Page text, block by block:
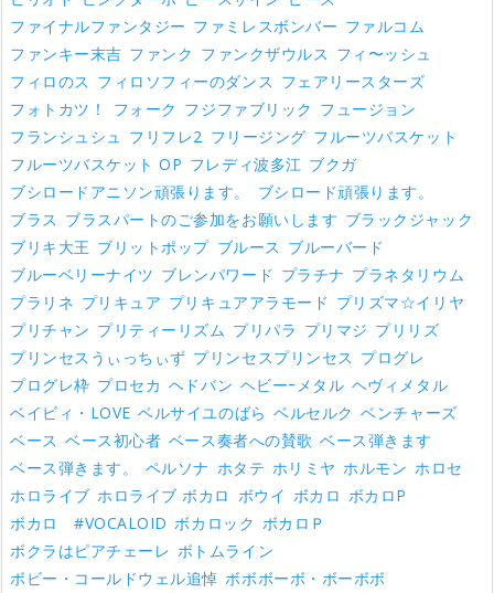
ファイナルファンタジー ファミレスボンバー ファルコム
ファンキー末吉 ファンク ファンクザウルス フィ〜ッシュ
フィロのス フィロソフィーのダンス フェアリースターズ
フォトカツ！
フォーク フジファブリック フュージョン
フランシュシュ フリフレ2 フリージング フルーツバスケット
フルーツバスケット OP フレディ波多江 ブクガ
ブシロードアニソン頑張ります。
ブシロード頑張ります。
ブラス ブラスパートのご参加をお願いします ブラックジャック
ブリキ大王 ブリットポップ ブルース ブルーバード
ブルーベリーナイツ ブレンパワード プラチナ プラネタリウム
プラリネ プリキュア プリキュアアラモード プリズマ☆イリヤ
プリチャン プリティーリズム プリパラ プリマジ プリリズ
プリンセスうぃっちぃず プリンセスプリンセス プログレ
プログレ枠 プロセカ ヘドバン ヘビーｰメタル ヘヴィメタル
ベイビィ・LOVE ベルサイユのばら ベルセルク ベンチャーズ
ベース ベース初心者 ベース奏者への賛歌 ベース弾きます
ベース弾きます。
ペルソナ ホタテ ホリミヤ ホルモン ホロセ
ホロライブ ホロライブ ボカロ ボウイ ボカロ ボカロP
ボカロ #VOCALOID ボカロック ボカロＰ
ボクラはピアチェーレ ボトムライン
ボビー・コールドウェル追悼 ボボボーボ・ボーボボ